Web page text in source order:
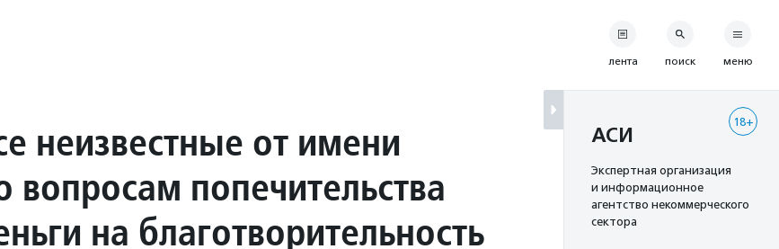
неизвестные от имени
вопросам попечительства
на благотворительность
лента поиск меню
18+
АСИ
Экспертная организация
и информационное
агентство некоммерческого
сектора